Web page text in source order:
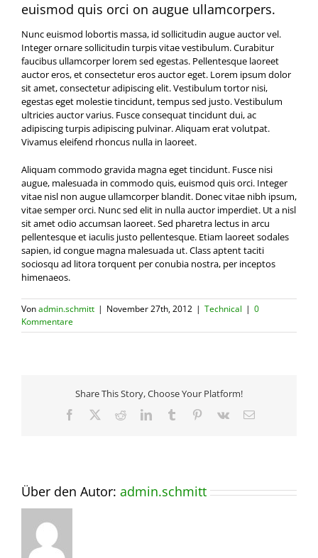
euismod quis orci on augue ullamcorpers.
Nunc euismod lobortis massa, id sollicitudin augue auctor vel.
Integer ornare sollicitudin turpis vitae vestibulum. Curabitur
faucibus ullamcorper lorem sed egestas. Pellentesque laoreet
auctor eros, et consectetur eros auctor eget. Lorem ipsum dolor
sit amet, consectetur adipiscing elit. Vestibulum tortor nisi,
egestas eget molestie tincidunt, tempus sed justo. Vestibulum
ultricies auctor varius. Fusce consequat tincidunt dui, ac
adipiscing turpis adipiscing pulvinar. Aliquam erat volutpat.
Vivamus eleifend rhoncus nulla in laoreet.
Aliquam commodo gravida magna eget tincidunt. Fusce nisi
augue, malesuada in commodo quis, euismod quis orci. Integer
vitae nisl non augue ullamcorper blandit. Donec vitae nibh ipsum,
vitae semper orci. Nunc sed elit in nulla auctor imperdiet. Ut a nisl
sit amet odio accumsan laoreet. Sed pharetra lectus in arcu
pellentesque et iaculis justo pellentesque. Etiam laoreet sodales
sapien, id congue magna malesuada ut. Class aptent taciti
sociosqu ad litora torquent per conubia nostra, per inceptos
himenaeos.
Vonadmin.schmitt | November 27th, 2012 | Technical | 0
Kommentare
Share This Story, Choose Your Platform!
Facebook RedditLinkedInTumblr Pinterest
Vk
E-
Über den Autor: admin.schmitt